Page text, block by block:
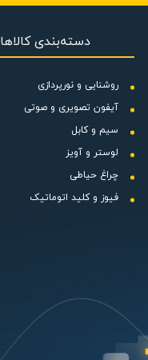
فن تغییر می کند. از
کند. طراحی خاص این فن
به خوبی عمل کنند.
دسته‌بندی کالاها
روشنایی و نورپردازی
آیفون تصویری و صوتی
سیم و کابل
لوستر و آویز
چراغ حیاطی
فیوز و کلید اتوماتیک